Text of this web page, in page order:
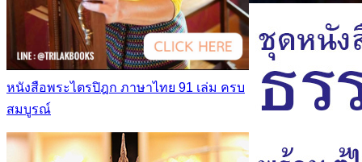
หนังสือพระไตรปิฎก ภาษาไทย 91 เล่ม ครบ
สมบูรณ์